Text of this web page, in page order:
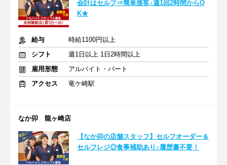
会計はセルフ⇒簡単接客♪週1回2時間からO
K★
給与
時給1100円以上
シフト
週1日以上 1日2時間以上
雇用形態
アルバイト・パート
アクセス
竜ケ崎駅
なか卯 龍ヶ崎店
【なか卯の店舗スタッフ】セルフオーダー＆
セルフレジ◎食事補助あり♪履歴書不要！